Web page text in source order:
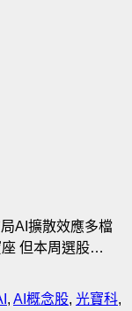
AI擴散效應多檔
座 但本周選股…
, AI概念股, 光寶科,